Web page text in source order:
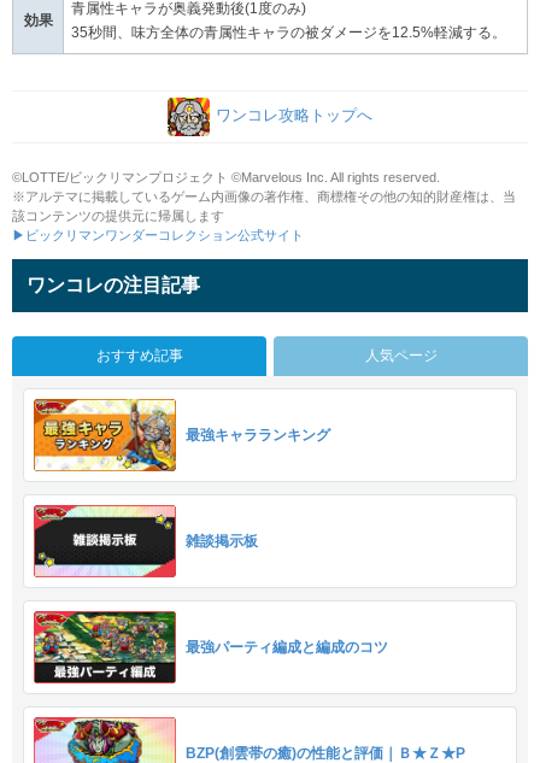
効果
青属性キャラが奥義発動後(1度のみ)
35秒間、味方全体の青属性キャラの被ダメージを12.5%軽減する。
ワンコレ攻略トップへ
©LOTTE/ビックリマンプロジェクト ©Marvelous Inc. All rights reserved.
※アルテマに掲載しているゲーム内画像の著作権、商標権その他の知的財産権は、当
該コンテンツの提供元に帰属します
▶ビックリマンワンダーコレクション公式サイト
ワンコレの注目記事
おすすめ記事 人気ページ
最強キャラランキング
雑談掲示板
最強パーティ編成と編成のコツ
BZP(創雲帯の癒)の性能と評価｜Ｂ★Ｚ★P